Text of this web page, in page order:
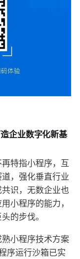
企业数字化新基
特指小程序，互
，强化垂直行业
识，无数企业也
小程序的能力，
的步伐。
小程序技术方案
序运行沙箱已实